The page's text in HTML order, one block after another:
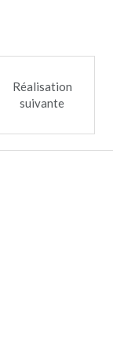
Réalisation
suivante